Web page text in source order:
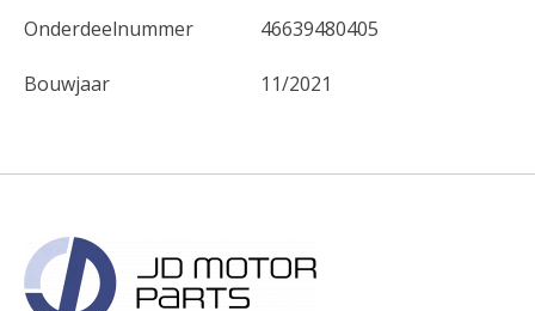
Onderdeelnummer 46639480405
Bouwjaar 11/2021